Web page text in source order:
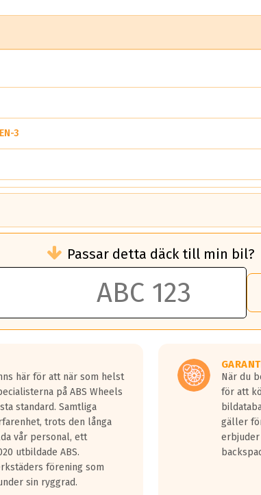
3
än ett klass G däck.
50 liter bränsle med ett klass A däck gentemot ett
vilken rutt du kör, samt vilken körstil du använder.
lastbilar.
på en väg där det ligger 0.5-1.5 mm vatten.
fyra billängder( ca 18meter) mellan däck med betyg A
överträffa motorljudet.
ett däck med vågar. Hög bullernivå markeras med
kraven som finns i dagsläget, men är inte längre tillåtna
Passar detta däck till min bil?
här för att när som helst
på ABS Wheels
standard. Samtliga
trots den långa
vår personal, ett
utbildade ABS.
förening som
sin ryggrad.
När du
för att
gäller